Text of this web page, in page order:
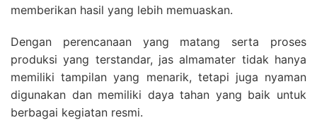
memberikan hasil yang lebih memuaskan.
Dengan perencanaan yang matang serta proses
produksi yang terstandar, jas almamater tidak hanya
memiliki tampilan yang menarik, tetapi juga nyaman
digunakan dan memiliki daya tahan yang baik untuk
berbagai kegiatan resmi.